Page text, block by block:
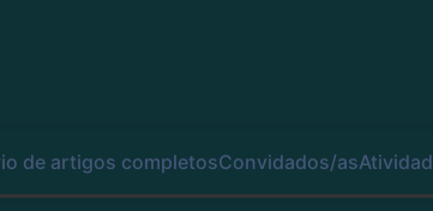
de artigos completosConvidados/as